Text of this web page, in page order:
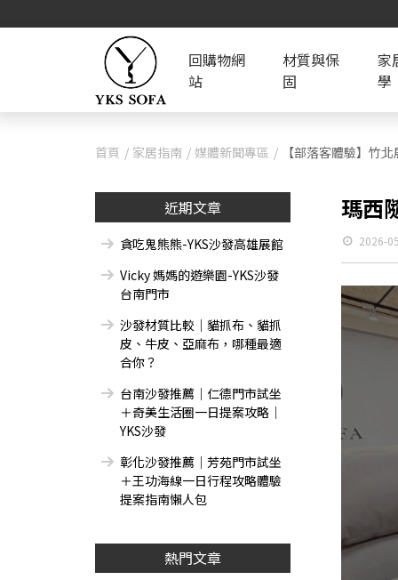
回購物網
站
材質與保
固
家
學
首頁 家居指南 媒體新聞專區 【部落客體驗】竹
近期文章
貪吃鬼熊熊-YKS沙發高雄展館
Vicky 媽媽的遊樂園-YKS沙發
台南門市
沙發材質比較｜貓抓布、貓抓
皮、牛皮、亞麻布，哪種最適
合你？
台南沙發推薦｜仁德門市試坐
＋奇美生活圈一日提案攻略｜
YKS沙發
彰化沙發推薦｜芳苑門市試坐
＋王功海線一日行程攻略體驗
提案指南懶人包
熱門文章
瑪西
2026-